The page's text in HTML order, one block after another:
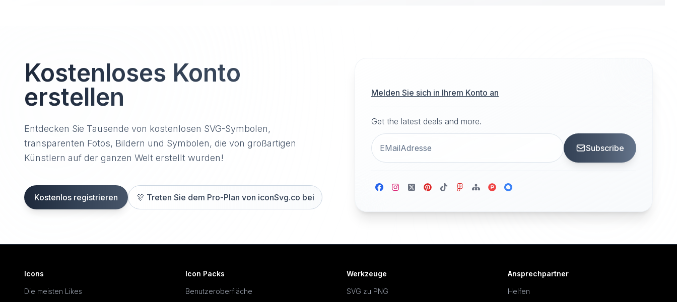
Kostenloses Konto
erstellen
Entdecken Sie Tausende von kostenlosen SVG-Symbolen,
transparenten Fotos, Bildern und Symbolen, die von großartigen
Künstlern auf der ganzen Welt erstellt wurden!
Kostenlos registrieren 🎊 Treten Sie dem Pro-Plan von iconSvg.co bei
Melden Sie sich in Ihrem Konto an
Get the latest deals and more.
Subscribe
Icons
Die meisten Likes
Icon Packs
Benutzeroberfläche
Werkzeuge
SVG zu PNG
Ansprechpartner
Helfen